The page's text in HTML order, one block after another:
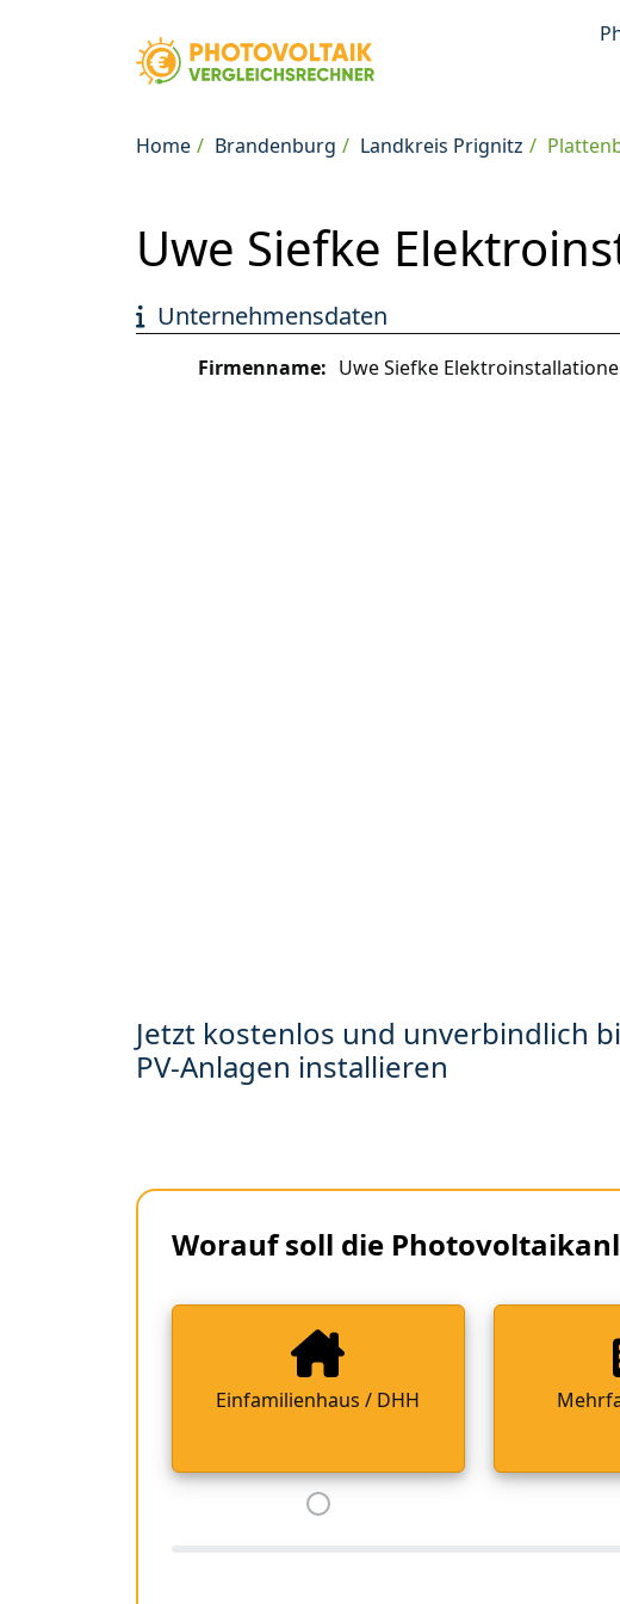
Home Brandenburg Landkreis Prignitz
Uwe Siefke
Unternehmensdaten
Firmenname: Uwe Siefke
Jetzt kostenlos und unverbindlich
PV-Anlagen installieren
Worauf soll die
Einfamilienhaus / DHH